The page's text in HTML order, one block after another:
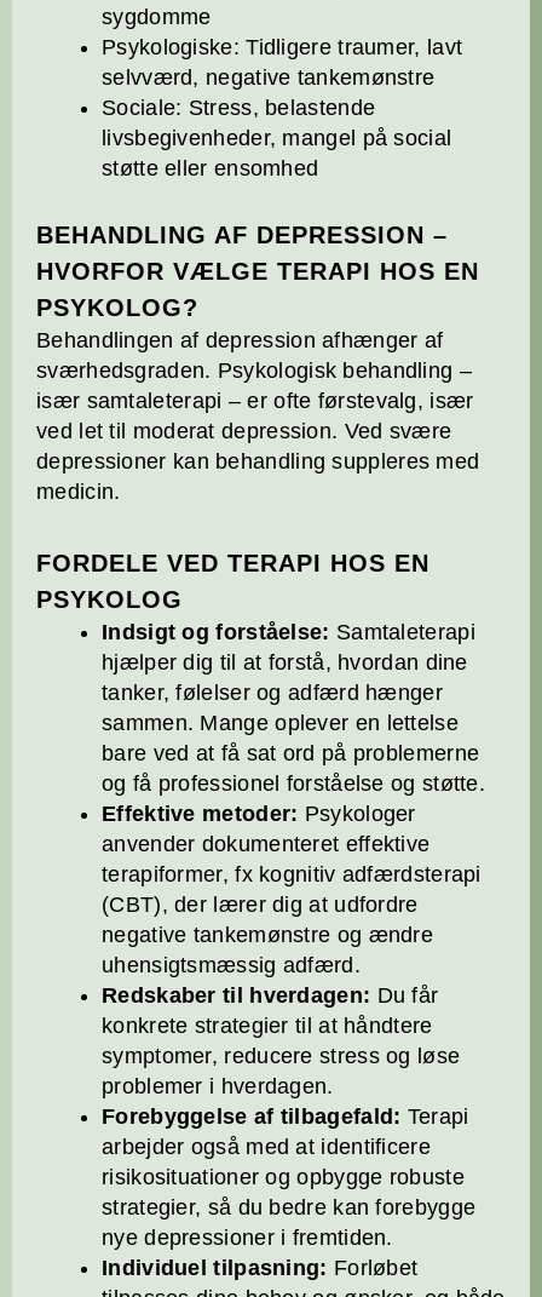
sygdomme
Psykologiske: Tidligere traumer, lavt
selvværd, negative tankemønstre
Sociale: Stress, belastende
livsbegivenheder, mangel på social
støtte eller ensomhed
BEHANDLING AF DEPRESSION –
HVORFOR VÆLGE TERAPI HOS EN
PSYKOLOG?
Behandlingen af depression afhænger af
sværhedsgraden. Psykologisk behandling –
især samtaleterapi – er ofte førstevalg, især
ved let til moderat depression. Ved svære
depressioner kan behandling suppleres med
medicin.
FORDELE VED TERAPI HOS EN
PSYKOLOG
Indsigt og forståelse: Samtaleterapi
hjælper dig til at forstå, hvordan dine
tanker, følelser og adfærd hænger
sammen. Mange oplever en lettelse
bare ved at få sat ord på problemerne
og få professionel forståelse og støtte.
Effektive metoder: Psykologer
anvender dokumenteret effektive
terapiformer, fx kognitiv adfærdsterapi
(CBT), der lærer dig at udfordre
negative tankemønstre og ændre
uhensigtsmæssig adfærd.
Redskaber til hverdagen: Du får
konkrete strategier til at håndtere
symptomer, reducere stress og løse
problemer i hverdagen.
Forebyggelse af tilbagefald: Terapi
arbejder også med at identificere
risikosituationer og opbygge robuste
strategier, så du bedre kan forebygge
nye depressioner i fremtiden.
Individuel tilpasning: Forløbet